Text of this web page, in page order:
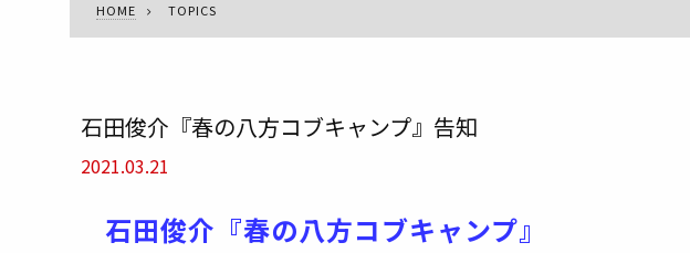
HOME TOPICS
石田俊介『春の八方コブキャンプ』告知
2021.03.21
石田俊介『春の八方コブキャンプ』